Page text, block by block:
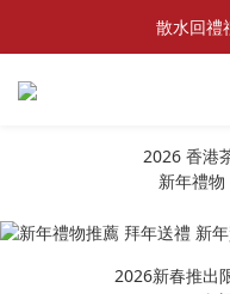
New Member
散水回禮
📦折後付款滿
2026 香港
新年禮
2026新春推出